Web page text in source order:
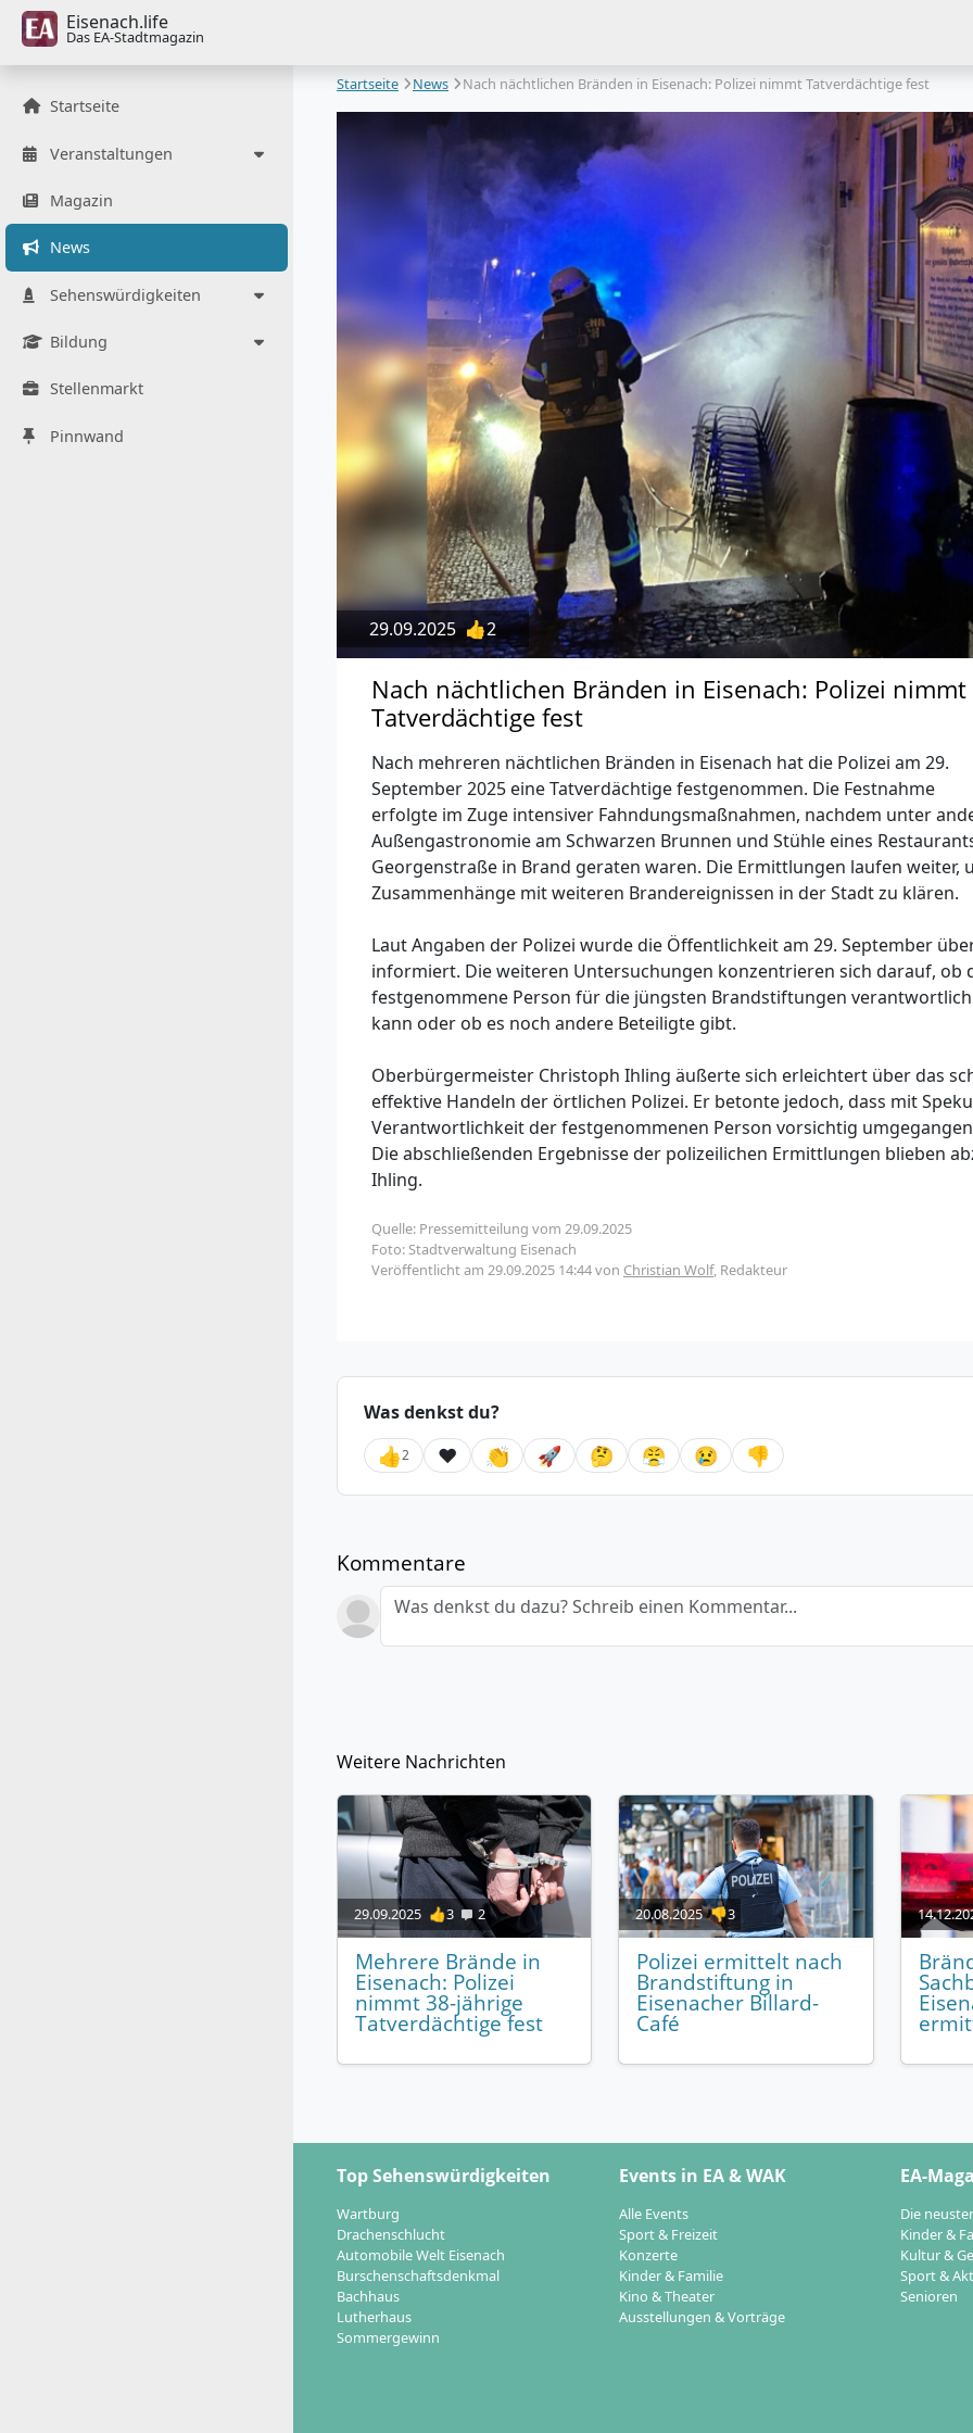
Eisenach.life
Das EA-Stadtmagazin
Startseite
Veranstaltungen
Magazin
News
Sehenswürdigkeiten
Bildung
Stellenmarkt
Pinnwand
Startseite News Nach nächtlichen Bränden in Eisenach: Polizei nimmt Tatverdächtige fest
29.09.2025👍2
Nach nächtlichen Bränden in Eisenach: Polizei nimmt
Tatverdächtige fest
Nach mehreren nächtlichen Bränden in Eisenach hat die Polizei am 29.
September 2025 eine Tatverdächtige festgenommen. Die Festnahme
erfolgte im Zuge intensiver Fahndungsmaßnahmen, nachdem unter
Außengastronomie am Schwarzen Brunnen und Stühle eines
Georgenstraße in Brand geraten waren. Die Ermittlungen laufen weiter,
Zusammenhänge mit weiteren Brandereignissen in der Stadt zu klären.
Laut Angaben der Polizei wurde die Öffentlichkeit am 29. September
informiert. Die weiteren Untersuchungen konzentrieren sich darauf, ob
festgenommene Person für die jüngsten Brandstiftungen
kann oder ob es noch andere Beteiligte gibt.
Oberbürgermeister Christoph Ihling äußerte sich erleichtert über das
effektive Handeln der örtlichen Polizei. Er betonte jedoch, dass mit
Verantwortlichkeit der festgenommenen Person vorsichtig
Die abschließenden Ergebnisse der polizeilichen Ermittlungen blieben
Ihling.
Quelle: Pressemitteilung vom 29.09.2025
Foto: Stadtverwaltung Eisenach
Veröffentlicht am 29.09.2025 14:44von Christian Wolf, Redakteur
Was denkst du?
👍2 ❤️ 👏 🚀 🤔 😤 😢 👎
Kommentare
Was denkst du dazu? Schreib einen Kommentar...
Weitere Nachrichten
29.09.2025 👍3 2
Mehrere Brände in
Eisenach: Polizei
nimmt 38-jährige
Tatverdächtige fest
20.08.2025 👎3
Polizei ermittelt nach
Brandstiftung in
Eisenacher Billard-
Café
Top Sehenswürdigkeiten
Wartburg
Drachenschlucht
Automobile Welt Eisenach
Burschenschaftsdenkmal
Bachhaus
Lutherhaus
Sommergewinn
Events in EA & WAK
Alle Events
Sport & Freizeit
Konzerte
Kinder & Familie
Kino & Theater
Ausstellungen & Vorträge
EA-
Die
Kinder &
Kultur &
Sport &
Senioren